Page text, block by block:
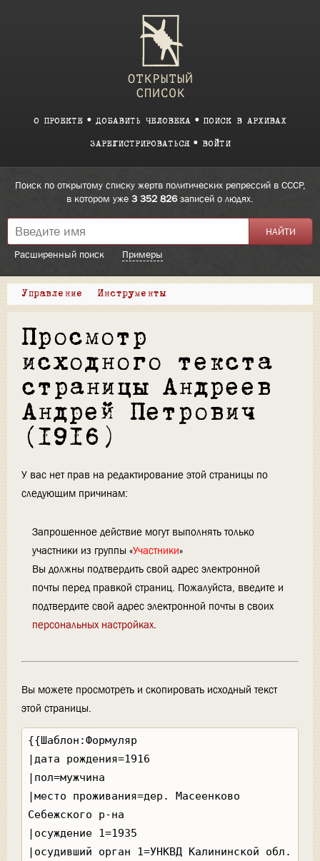
О ПРОЕКТЕ ДОБАВИТЬ ЧЕЛОВЕКА ПОИСК В АРХИВАХ
ЗАРЕГИСТРИРОВАТЬСЯ ВОЙТИ
Поиск по открытому списку жертв политических репрессий в СССР,
в котором уже 3 352 826записей о людях.
Расширенный поиск Примеры
Управление Инструменты
Просмотр
исходного текста
страницы Андреев
Андрей Петрович
(1916)
У вас нет прав на редактирование этой страницы по
следующим причинам:
Запрошенное действие могут выполнять только
участники из группы «Участники»
Вы должны подтвердить свой адрес электронной
почты перед правкой страниц. Пожалуйста, введите и
подтвердите свой адрес электронной почты в своих
персональных настройках.
Вы можете просмотреть и скопировать исходный текст
этой страницы.